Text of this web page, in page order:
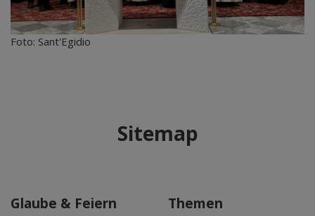
Foto: Sant'Egidio
Sitemap
Glaube & Feiern Themen